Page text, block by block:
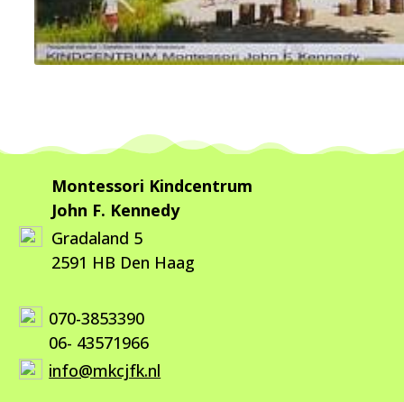
Montessori Kindcentrum
John F. Kennedy
Gradaland 5
2591 HB Den Haag
070-3853390
06- 43571966
info@mkcjfk.nl